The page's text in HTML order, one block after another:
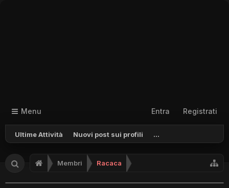
Menu
Ultime Attività Nuovi post sui profili ...
Entra Registrati
Membri Racaca